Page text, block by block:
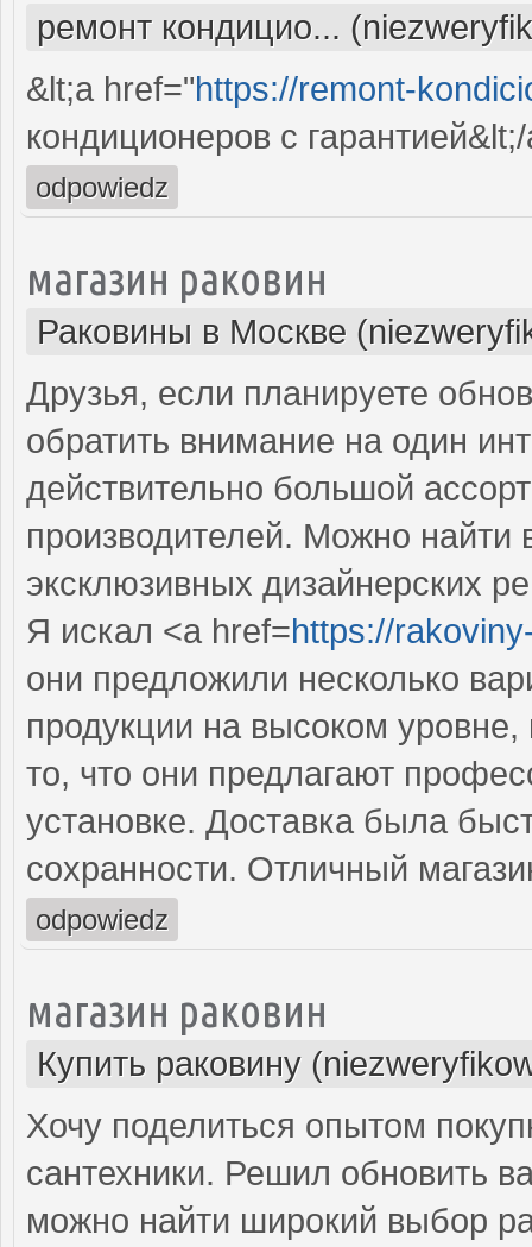
ремонт кондицио...
&lt;a href="https://remont-
кондиционеров с
odpowiedz
магазин раковин
Раковины в Москве
Друзья, если планируете
обратить внимание на один
действительно большой
производителей. Можно найти
эксклюзивных дизайнерских
Я искал <a href=https://
они предложили несколько
продукции на высоком
то, что они предлагают
установке. Доставка была
сохранности. Отличный
odpowiedz
магазин раковин
Купить раковину
Хочу поделиться опытом
сантехники. Решил обновить
можно найти широкий выбор